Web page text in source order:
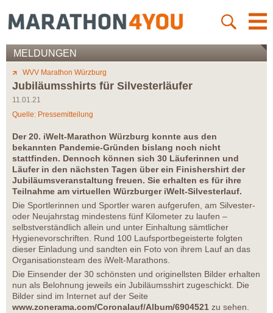
MELDUNGEN
WVV Marathon Würzburg
Jubiläumsshirts für Silvesterläufer
11.01.21
Quelle: Pressemitteilung
Der 20. iWelt-Marathon Würzburg konnte aus den
bekannten Pandemie-Gründen bislang noch nicht
stattfinden. Dennoch können sich 30 Läuferinnen und
Läufer in den nächsten Tagen über ein Finishershirt der
Jubiläumsveranstaltung freuen. Sie erhalten es für ihre
Teilnahme am virtuellen Würzburger iWelt-Silvesterlauf.
Die Sportlerinnen und Sportler waren aufgerufen, am Silvester-
oder Neujahrstag mindestens fünf Kilometer zu laufen –
selbstverständlich allein und unter Einhaltung sämtlicher
Hygienevorschriften. Rund 100 Laufsportbegeisterte folgten
dieser Einladung und sandten ein Foto von ihrem Lauf an das
Organisationsteam des iWelt-Marathons.
Die Einsender der 30 schönsten und originellsten Bilder erhalten
nun als Belohnung jeweils ein Jubiläumsshirt zugeschickt. Die
Bilder sind im Internet auf der Seite
www.zonerama.com/Coronalauf/Album/6904521 zu sehen.